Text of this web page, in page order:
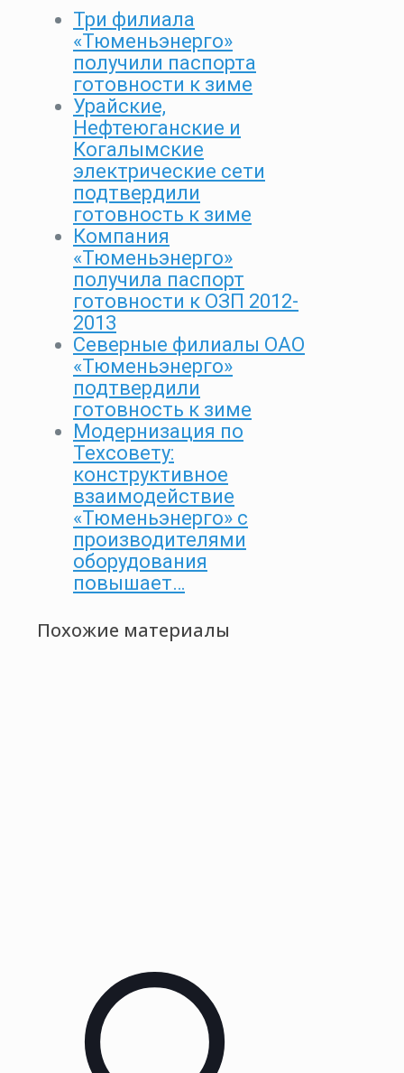
Три филиала
«Тюменьэнерго»
получили паспорта
готовности к зиме
Урайские,
Нефтеюганские и
Когалымские
электрические сети
подтвердили
готовность к зиме
Компания
«Тюменьэнерго»
получила паспорт
готовности к ОЗП 2012-
2013
Северные филиалы ОАО
«Тюменьэнерго»
подтвердили
готовность к зиме
Модернизация по
Техсовету:
конструктивное
взаимодействие
«Тюменьэнерго» с
производителями
оборудования
повышает…
Похожие материалы